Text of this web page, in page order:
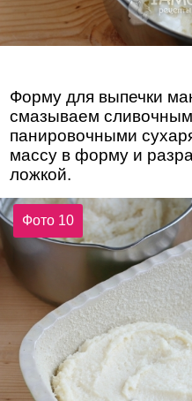
Форму для выпечки
смазываем
панировочными
массу в форму и
ложкой.
Фото 10